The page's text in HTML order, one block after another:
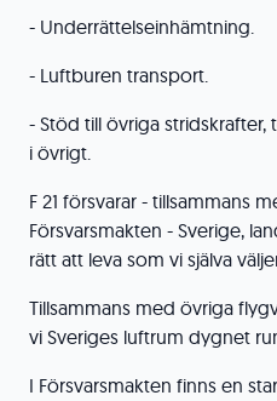
- Underrättelseinhämtning.
- Luftburen transport.
- Stöd till övriga
i övrigt.
F 21 försvarar - tillsammans
Försvarsmakten - Sverige,
rätt att leva som vi själva
Tillsammans med övriga
vi Sveriges luftrum dygnet
I Försvarsmakten finns en